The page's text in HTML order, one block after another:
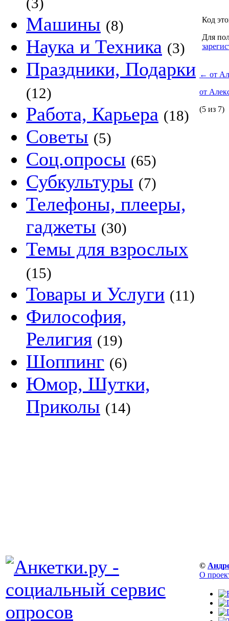
Машины (8)
Наука и Техника (3)
Праздники, Подарки
(12)
Работа, Карьера (18)
Советы (5)
Соц.опросы (65)
Субкультуры (7)
Телефоны, плееры,
гаджеты (30)
Темы для взрослых
(15)
Товары и Услуги (11)
Философия,
Религия (19)
Шоппинг (6)
Юмор, Шутки,
Приколы (14)
Код
Для
← от
от
(5 из 7)
©
О